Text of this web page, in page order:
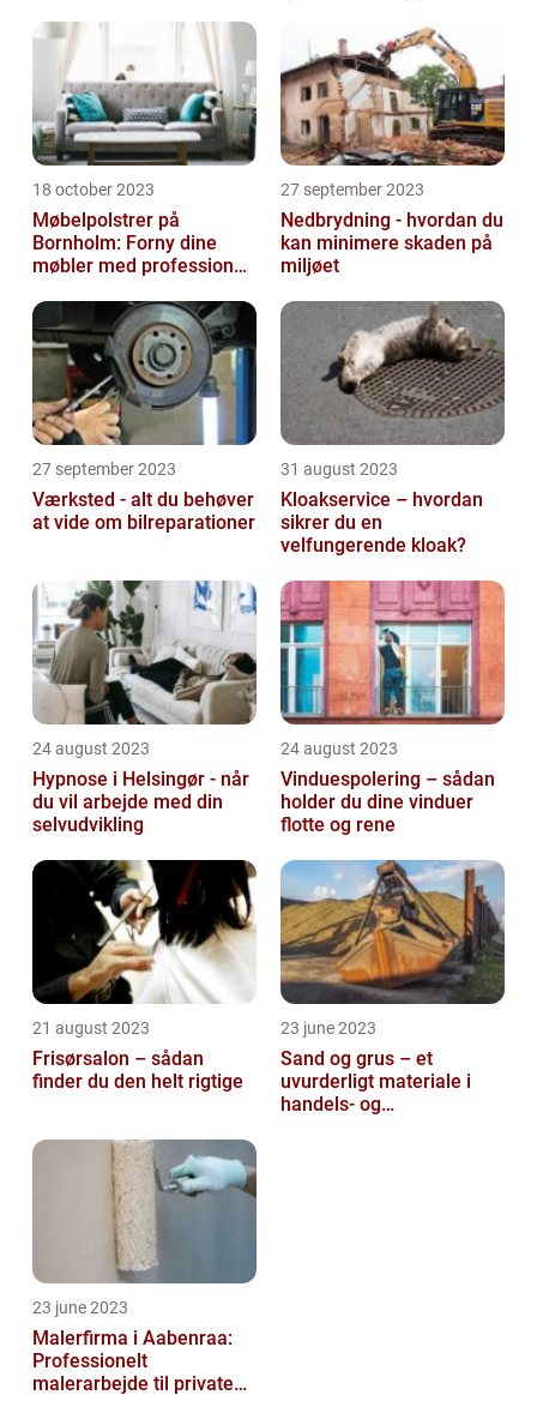
18 october 2023
Møbelpolstrer på
Bornholm: Forny dine
møbler med professionel
27 september 2023
Nedbrydning - hvordan du
kan minimere skaden på
miljøet
27 september 2023
Værksted - alt du behøver
at vide om bilreparationer
31 august 2023
Kloakservice – hvordan
sikrer du en
velfungerende kloak?
24 august 2023
Hypnose i Helsingør - når
du vil arbejde med din
selvudvikling
24 august 2023
Vinduespolering – sådan
holder du dine vinduer
flotte og rene
21 august 2023
Frisørsalon – sådan
finder du den helt rigtige
23 june 2023
Sand og grus – et
uvurderligt materiale i
handels- og
23 june 2023
Malerfirma i Aabenraa:
Professionelt
malerarbejde til private